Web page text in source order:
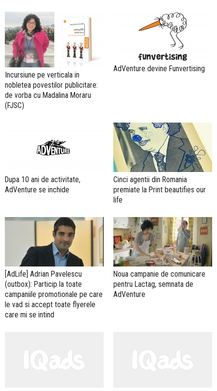
Incursiune pe verticala in
nobletea povestilor publicitare:
de vorba cu Madalina Moraru
(FJSC)
AdVenture devine Funvertising
Dupa 10 ani de activitate,
AdVenture se inchide
Cinci agentii din Romania
premiate la Print beautifies our
life
[AdLife] Adrian Pavelescu
(outbox): Particip la toate
campaniile promotionale pe care
le vad si accept toate flyerele
care mi se intind
Noua campanie de comunicare
pentru Lactag, semnata de
AdVenture